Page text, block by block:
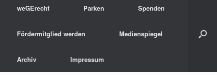
weGErecht Parken Spenden
Fördermitglied werden Medienspiegel
Archiv Impressum